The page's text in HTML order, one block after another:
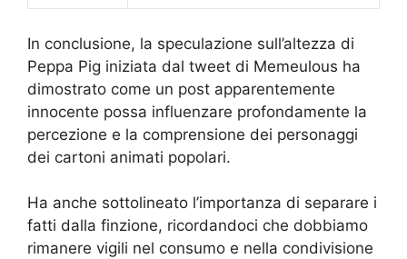
In conclusione, la speculazione sull’altezza di
Peppa Pig iniziata dal tweet di Memeulous ha
dimostrato come un post apparentemente
innocente possa influenzare profondamente la
percezione e la comprensione dei personaggi
dei cartoni animati popolari.
Ha anche sottolineato l’importanza di separare i
fatti dalla finzione, ricordandoci che dobbiamo
rimanere vigili nel consumo e nella condivisione